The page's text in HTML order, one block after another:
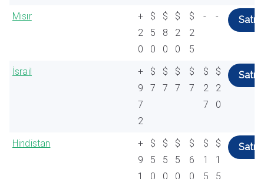
Mısır
+
2
0
$
5
0
$
8
0
$
2
0
$
2
5
- - Satın
İsrail
+
9
7
2
$
7
$
7
$
7
$
7
$
2
7
$
2
0
Satın
Hindistan
+
9
1
$
5
0
$
5
0
$
5
0
$
6
0
$
1
5
$
1
5
Satın